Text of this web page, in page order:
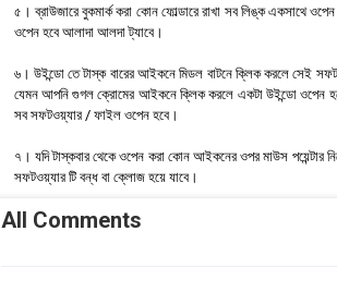
৫। ব্রাউজারে বুকমার্ক করা কোন ফোল্ডারে রাখা সব লিঙ্ক একসাথে
ওপেন হবে আলাদা আলদা ট্যাবে।
৬। উইন্ডো তে টাস্ক বারের আইকনে মিডল বাটনে ক্লিক করলে সেই
যেমন আপনি গুগল ক্রোমের আইকনে ক্লিক করলে একটা উইন্ডো ওপেন
সব সফটওয়্যার / ফাইল ওপেন হবে।
৭। যদি টাস্কবার থেকে ওপেন করা কোন আইকনের ওপর মাউস পয়েন্টার
সফটওয়্যার টি বন্ধ বা ক্লোজ হয়ে যাবে।
All Comments